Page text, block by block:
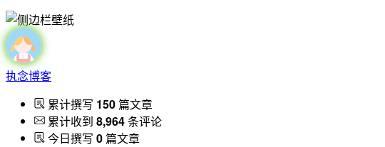
执念博客
累计撰写 150篇文章
累计收到 8,964条评论
今日撰写 0篇文章